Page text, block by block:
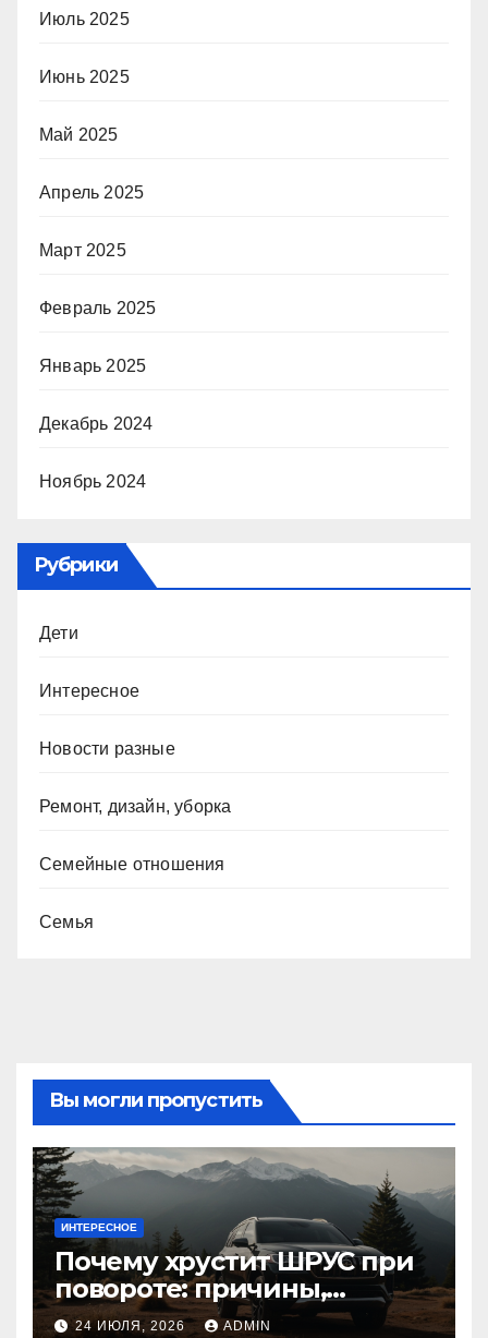
Июль 2025
Июнь 2025
Май 2025
Апрель 2025
Март 2025
Февраль 2025
Январь 2025
Декабрь 2024
Ноябрь 2024
Рубрики
Дети
Интересное
Новости разные
Ремонт, дизайн, уборка
Семейные отношения
Семья
Вы могли пропустить
ИНТЕРЕСНОЕ
Почему хрустит ШРУС при
повороте: причины,
диагностика
24 ИЮЛЯ, 2026 ADMIN